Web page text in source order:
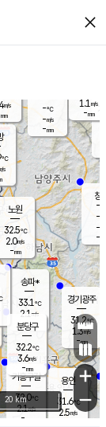
close
용인
31.6℃
2.5m/s
경기광주
31.2℃
1.3m/s
-mm
-℃
-m/s
-mm
창
-
-m/
-
1.1 m/s
-mm
노원
32.5℃
2.0m/s
-mm
송파*
33.1℃
2.1 m/s
-mm
℃
s
기흥구갈
32.0℃
2.1m/s
-
분당구
32.2℃
3.6m/s
-mm
m/s
mm
+
−
20 km